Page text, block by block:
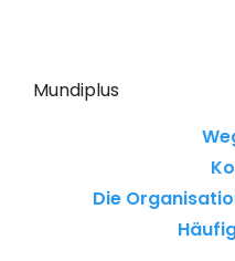
Mundiplus
Die